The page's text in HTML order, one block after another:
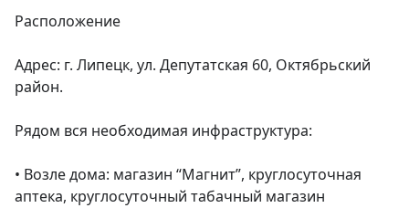
Расположение
Адрес: г. Липецк, ул. Депутатская 60, Октябрьский
район.
Рядом вся необходимая инфраструктура:
• Возле дома: магазин “Магнит”, круглосуточная
аптека, круглосуточный табачный магазин